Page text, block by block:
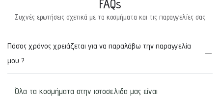
FAQs
Συχνές ερωτήσεις σχετικά με τα κοσμήματα και τις παραγγελίες σας
Πόσος χρόνος χρειάζεται για να παραλάβω την παραγγελία
μου ?
Όλα τα κοσμήματα στην ιστοσελιδα μας είναι